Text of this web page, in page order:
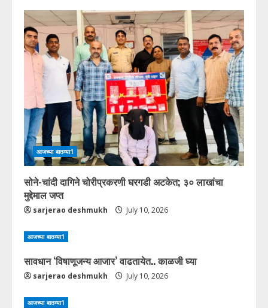
आजच्या बातम्या1
सोने-चांदी दागिने चोरीप्रकरणी घरगडी अटकेत; ३० लाखांचा
मुद्देमाल जप्त
sarjerao deshmukh July 10, 2026
आजच्या बातम्या1
सावधान ‘विषाणूजन्य आजार’ वाढतायेत.. काळजी घ्या
sarjerao deshmukh July 10, 2026
आजच्या बातम्या1